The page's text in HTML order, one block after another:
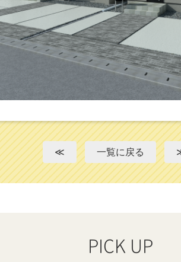
≪ 一覧に戻る
PICK UP